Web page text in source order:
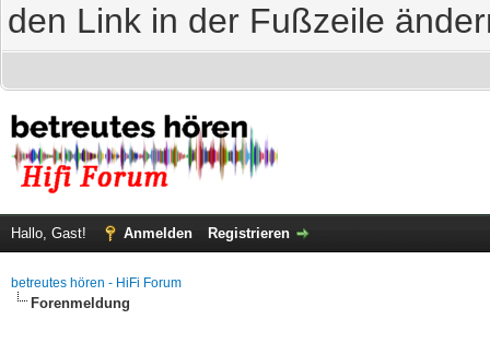
den Link in der Fußzeile
Hallo, Gast! Anmelden Registrieren
betreutes hören - HiFi Forum
Forenmeldung